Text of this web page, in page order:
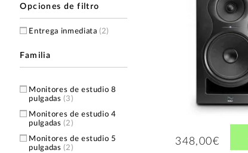
Opciones de filtro
Entrega inmediata(2)
Familia
Monitores de estudio 8
pulgadas(3)
Monitores de estudio 4
pulgadas(2)
Monitores de estudio 5
pulgadas(2)
348,00€